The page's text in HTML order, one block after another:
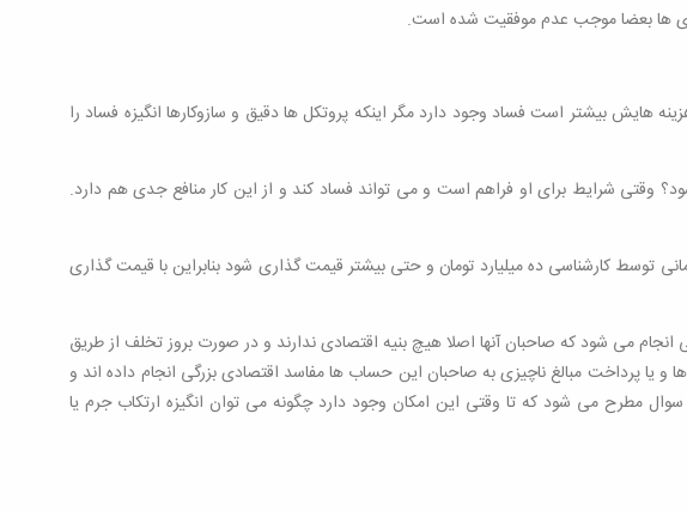
ها بعضا موجب عدم موفقیت شده است.
هایش بیشتر است فساد وجود دارد مگر اینکه پروتکل ها دقیق و سازوکارها انگیزه فساد را
وقتی شرایط برای او فراهم است و می تواند فساد کند و از این کار منافع جدی هم دارد.
کارشناسی ده میلیارد تومان و حتی بیشتر قیمت گذاری شود بنابراین با قیمت گذاری
می شود که صاحبان آنها اصلا هیچ بنیه اقتصادی ندارند و در صورت بروز تخلف از طریق
پرداخت مبالغ ناچیزی به صاحبان این حساب ها مفاسد اقتصادی بزرگی انجام داده اند و
مطرح می شود که تا وقتی این امکان وجود دارد چگونه می توان انگیزه ارتکاب جرم یا